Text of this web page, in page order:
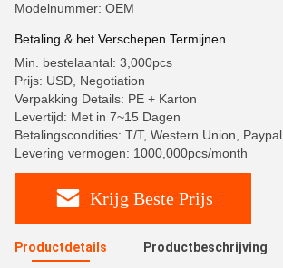
Modelnummer: OEM
Betaling & het Verschepen Termijnen
Min. bestelaantal: 3,000pcs
Prijs: USD, Negotiation
Verpakking Details: PE + Karton
Levertijd: Met in 7~15 Dagen
Betalingscondities: T/T, Western Union, Paypal
Levering vermogen: 1000,000pcs/month
Krijg Beste Prijs
Productdetails Productbeschrijving